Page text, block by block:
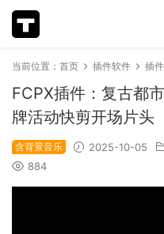
当前位置： 首页 插件软件 插件
FCPX插件：复古都
牌活动快剪开场片头
含背景音乐 2025-10-05
884